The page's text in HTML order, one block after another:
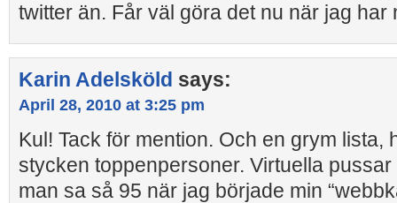
twitter än. Får väl göra det nu när jag har
Karin Adelsköld says:
April 28, 2010 at 3:25 pm
Kul! Tack för mention. Och en grym lista,
stycken toppenpersoner. Virtuella
man sa så 95 när jag började min